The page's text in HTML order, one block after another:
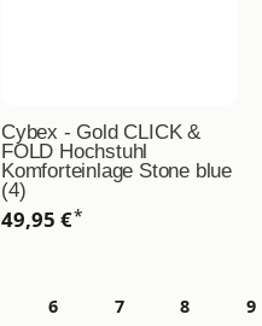
Cybex - Gold CLICK &
FOLD Hochstuhl
Komforteinlage Stone blue
(4)
49,95 €*
6 7 8 9